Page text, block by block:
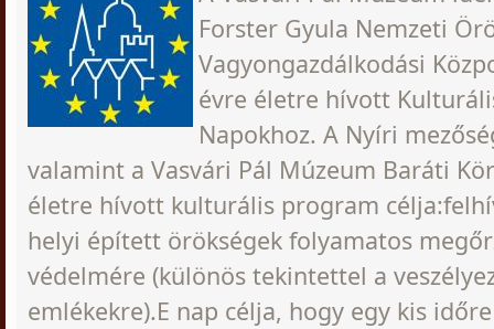
Forster Gyula Nemzeti
Vagyongazdálkodási
évre életre hívott
Napokhoz. A Nyíri
valamint a Vasvári Pál Múzeum Baráti
életre hívott kulturális program
helyi épített örökségek folyamatos
védelmére (különös tekintettel a
emlékekre).E nap célja, hogy egy kis